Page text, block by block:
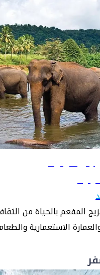
كولومبو
المفعم بالحياة من
الاستعمارية